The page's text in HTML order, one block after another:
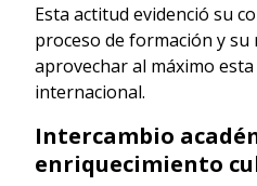
Esta actitud evidenció su
proceso de formación y
aprovechar al máximo
internacional.
Intercambio
enriquecimiento